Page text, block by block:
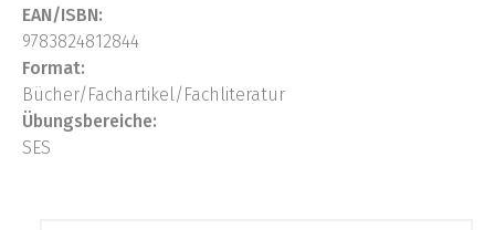
EAN/ISBN:
9783824812844
Format:
Bücher/Fachartikel/Fachliteratur
Übungsbereiche:
SES